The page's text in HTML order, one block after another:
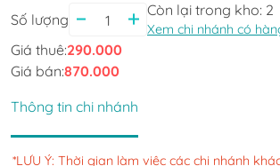
Số lượng
Còn lại trong kho: 2
Xem chi nhánh có
Giá thuê:290.000
Giá bán:870.000
Thông tin chi nhánh
*LƯU Ý: Thời gian làm việc các chi nhánh